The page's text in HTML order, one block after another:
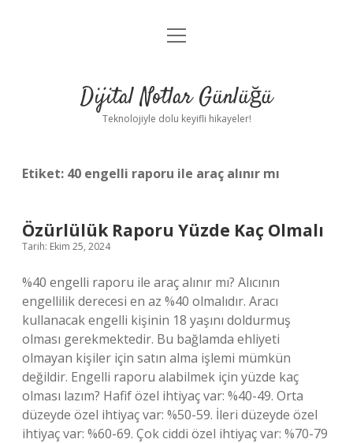
Anasayfa
Yasal Uyarı
menüyü
Dijital Notlar Günlüğü
Teknolojiyle dolu keyifli hikayeler!
Etiket: 40 engelli raporu ile araç alınır mı
Özürlülük Raporu Yüzde Kaç Olmalı
Tarih: Ekim 25, 2024
%40 engelli raporu ile araç alınır mı? Alıcının
engellilik derecesi en az %40 olmalıdır. Aracı
kullanacak engelli kişinin 18 yaşını doldurmuş
olması gerekmektedir. Bu bağlamda ehliyeti
olmayan kişiler için satın alma işlemi mümkün
değildir. Engelli raporu alabilmek için yüzde kaç
olması lazım? Hafif özel ihtiyaç var: %40-49. Orta
düzeyde özel ihtiyaç var: %50-59. İleri düzeyde özel
ihtiyaç var: %60-69. Çok ciddi özel ihtiyaç var: %70-79